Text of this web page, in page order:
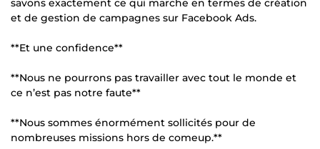
savons exactement ce qui marche en termes de création
et de gestion de campagnes sur Facebook Ads.
**Et une confidence**
**Nous ne pourrons pas travailler avec tout le monde et
ce n’est pas notre faute**
**Nous sommes énormément sollicités pour de
nombreuses missions hors de comeup.**